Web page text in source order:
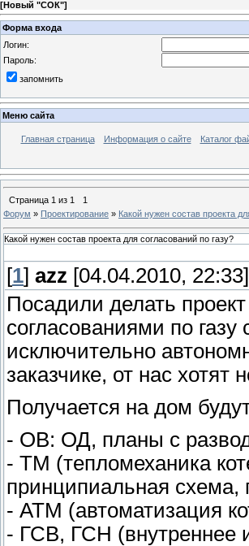
[Новый "СОК"]
Форма входа
Логин:
Пароль:
запомнить
Меню сайта
Главная страница Информация о сайте Каталог
Страница 1 из 1
1
Форум » Проектирование » Какой нужен состав проекта
Какой нужен состав проекта для согласований по газу?
[1] azz [04.04.2010, 22:33]
Посадили делать
согласованиями по
исключительно
заказчике, от нас хотят
Получается на дом
- ОВ: ОД, планы с
- ТМ (тепломеханика
принципиальная схема,
- АТМ (автоматизация
- ГСВ, ГСН (внутреннее